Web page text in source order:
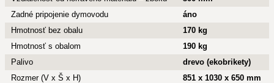
Zadné pripojenie dymovodu
áno
Hmotnosť bez obalu
170 kg
Hmotnosť s obalom
190 kg
Palivo
drevo (ekobrikety)
Rozmer (V x Š x H)
851 x 1030 x 650 mm